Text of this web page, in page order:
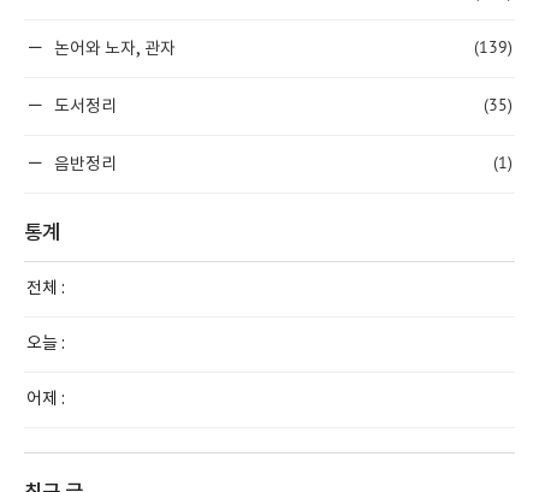
논어와 노자, 관자 (139)
도서정리 (35)
음반정리 (1)
통계
전체 :
오늘 :
어제 :